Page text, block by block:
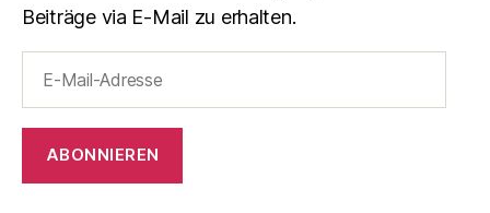
Beiträge via E-Mail zu erhalten.
Mail-
Adresse
ABONNIEREN